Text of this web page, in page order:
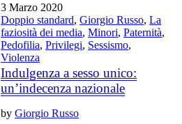
3 Marzo 2020
Doppio standard,Giorgio Russo,La
faziosità dei media,Minori,Paternità,
Pedofilia,Privilegi, Sessismo,
Violenza
Indulgenza a sesso unico:
un’indecenza nazionale
byGiorgio Russo